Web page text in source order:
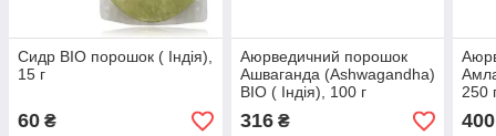
Сидр BIO порошок ( Індія),
15 г
60 ₴
Аюрведичний порошок
Ашваганда (Ashwagandha)
BIO ( Індія), 100 г
316₴
250
400